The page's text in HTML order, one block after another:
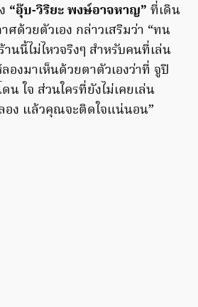
“อุ๊บ-วิริยะ พงษ์อาจหาญ” ที่เดิน
ด้วยตัวเอง กล่าวเสริมว่า “ทน
นนี้ไม่ไหวจริงๆ สำหรับคนที่เล่น
องมาเห็นด้วยตาตัวเองว่าที่ จูปิ
น ใจ ส่วนใครที่ยังไม่เคยเล่น
อง แล้วคุณจะติดใจแน่นอน”